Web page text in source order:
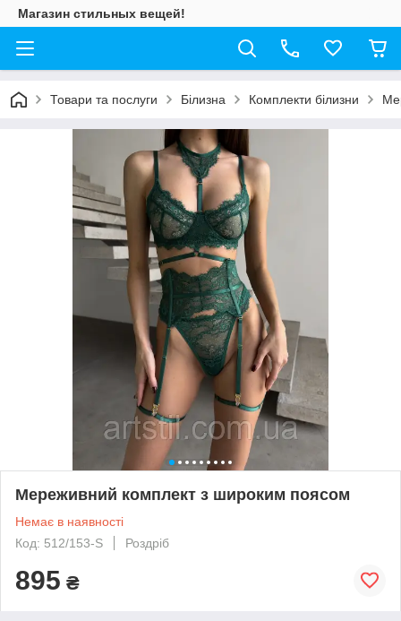
Магазин стильных вещей!
Товари та послуги Білизна Комплекти білизни
Мереживний комплект з широким поясом
Немає в наявності
Код: 512/153-S
Роздріб
895 ₴